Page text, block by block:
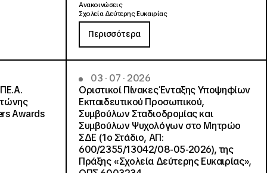
Ανακοινώσεις
Σχολεία Δεύτερης Ευκαιρίας
Περισσότερα
Awards
03 · 07 · 2026
Οριστικοί Πίνακες Ένταξης Υποψηφίων
Εκπαιδευτικού Προσωπικού,
Συμβούλων Σταδιοδρομίας και
Συμβούλων Ψυχολόγων στο Μητρώο
ΣΔΕ (1ο Στάδιο, ΑΠ:
600/2355/13042/08-05-2026), της
Πράξης «Σχολεία Δεύτερης Ευκαιρίας»,